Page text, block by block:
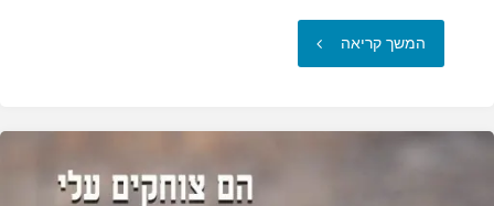
המשך קריאה "להיות
זה